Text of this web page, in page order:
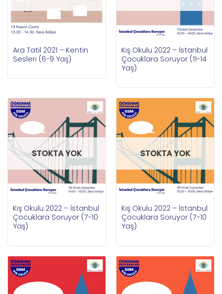
Ara Tatil 2021 – Kentin
Sesleri (6-9 Yaş)
Kış Okulu 2022 – İstanbul
Çocuklara Soruyor (11-14
Yaş)
STOKTA YOK
Kış Okulu 2022 – İstanbul
Çocuklara Soruyor (7-10
Yaş)
STOKTA YOK
Kış Okulu 2022 – İstanbul
Çocuklara Soruyor (7-10
Yaş)